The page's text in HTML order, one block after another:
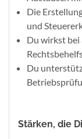
Die
und
Du wirkst
Du
Stärken, die